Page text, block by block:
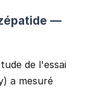
—
de l'essai
a mesuré